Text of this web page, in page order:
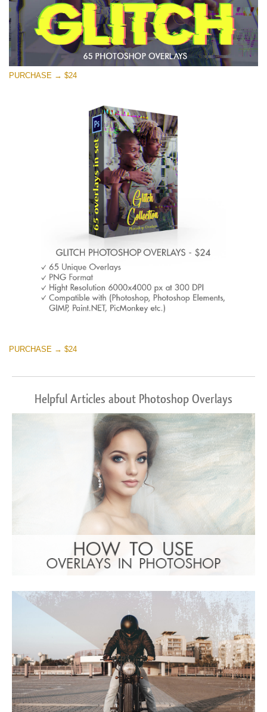
PURCHASE → $24
PURCHASE → $24
Helpful Articles about Photoshop Overlays